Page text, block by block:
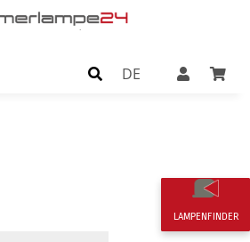
DE
LAMPENFINDER